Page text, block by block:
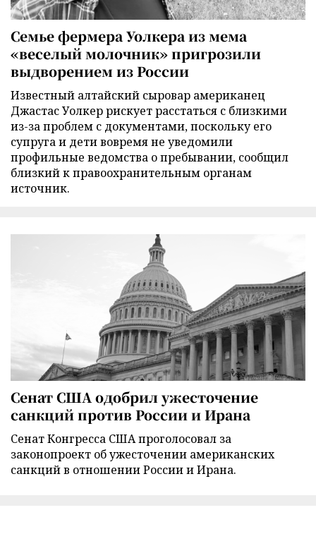
Семье фермера Уолкера из мема
«веселый молочник» пригрозили
выдворением из России
Известный алтайский сыровар американец
Джастас Уолкер рискует расстаться с близкими
из-за проблем с документами, поскольку его
супруга и дети вовремя не уведомили
профильные ведомства о пребывании, сообщил
близкий к правоохранительным органам
источник.
Сенат США одобрил ужесточение
санкций против России и Ирана
Сенат Конгресса США проголосовал за
законопроект об ужесточении американских
санкций в отношении России и Ирана.